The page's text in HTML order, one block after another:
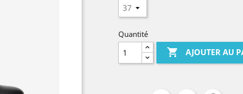
Quantité
 AJOUTER AU